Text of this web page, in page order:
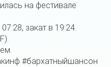
на фестивале
закат в 19:24.
#бархатныйшансон